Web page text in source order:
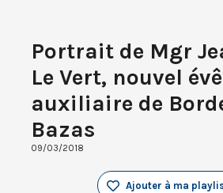
Portrait de Mgr
Le Vert, nouvel
auxiliaire de
Bazas
09/03/2018
Ajouter à ma